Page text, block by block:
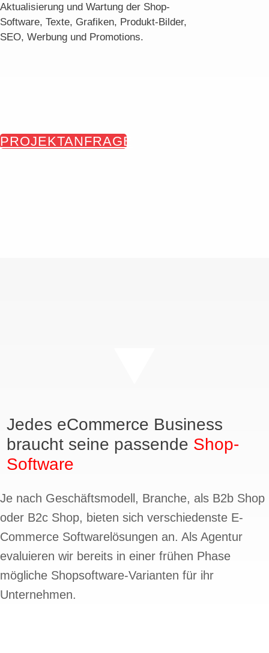
Aktualisierung und Wartung der Shop-
Software, Texte, Grafiken, Produkt-Bilder,
SEO, Werbung und Promotions.
PROJEKTANFRAGE
Jedes eCommerce Business
braucht seine passende Shop-
Software
Je nach Geschäftsmodell, Branche, als B2b Shop
oder B2c Shop, bieten sich verschiedenste E-
Commerce Softwarelösungen an. Als Agentur
evaluieren wir bereits in einer frühen Phase
mögliche Shopsoftware-Varianten für ihr
Unternehmen.